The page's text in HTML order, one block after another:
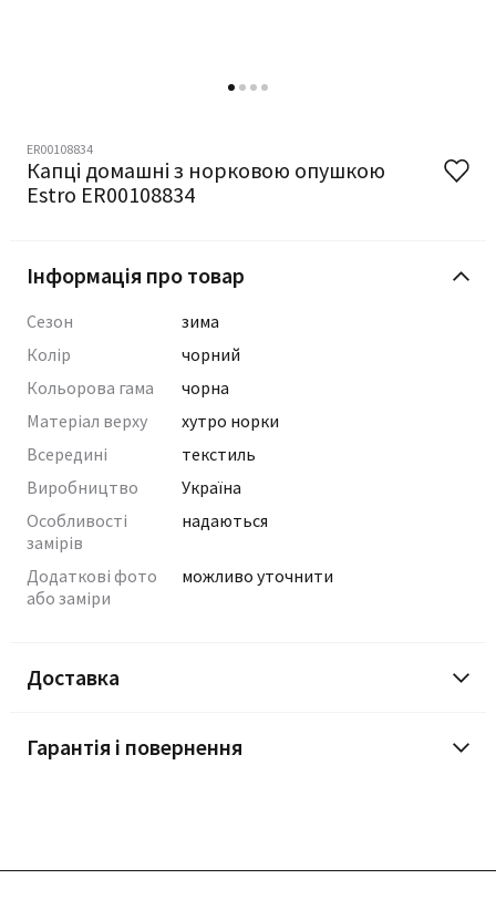
ER00108834
Капці домашні з норковою опушкою
Estro ER00108834
Інформація про товар
Сезон
зима
Колір
чорний
Кольорова гама
чорна
Матеріал верху
хутро норки
Всередині
текстиль
Виробництво
Україна
Особливості
замірів
надаються
Додаткові фото
або заміри
можливо уточнити
Доставка
Гарантія і повернення